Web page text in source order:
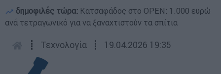
δημοφιλές τώρα: Κατσαφάδος στο OPEN: 1.000 ευρώ
ανά τετραγωνικό για να ξαναχτιστούν τα σπίτια
┋ Τεχνολογία ┋ 19.04.2026 19:35